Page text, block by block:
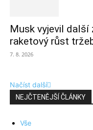
Musk vyjevil další
raketový růst
7. 8. 2026
Načíst další
NEJČTENĚJŠÍ ČLÁNKY
Vše